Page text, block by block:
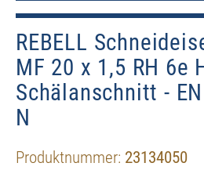
REBELL
MF 20 x 1,5 RH 6e
Schälanschnitt -
N
Produktnummer: 23134050